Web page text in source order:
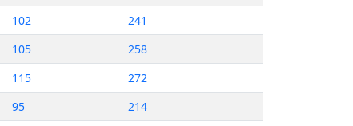
102
241
105
258
115
272
95
214